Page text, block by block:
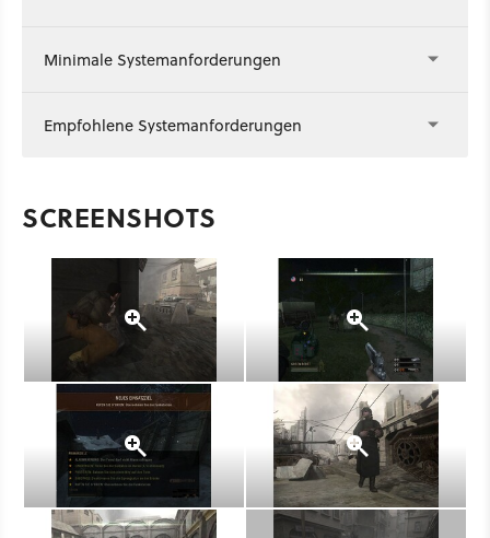
Minimale Systemanforderungen
Empfohlene Systemanforderungen
SCREENSHOTS